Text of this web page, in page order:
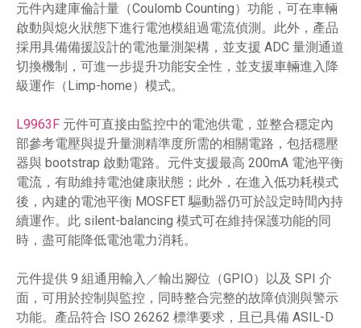
元件內建庫倫計量（Coulomb Counting）功能，可在車輛
啟動與熄火狀態下進行電池模組過電流偵測。此外，產品
採用具備備援設計的電池量測架構，並支援 ADC 量測通道
切換機制，可進一步提升功能安全性，並支援車輛進入降
級運作（Limp-home）模式。
L9963F 元件可直接由監控中的電池供電，並整合穩定內
部參考電壓與提升量測精準度所需的相關電路，包括穩壓
器與 bootstrap 啟動電路。元件支援最高 200mA 電池平衡
電流，有助維持電池健康狀態；此外，在進入低功耗模式
後，內建的電池平衡 MOSFET 驅動器仍可於設定時間內持
續運作。此 silent-balancing 模式可在維持保護功能的同
時，盡可能降低電池電力消耗。
元件提供 9 組通用輸入／輸出腳位（GPIO）以及 SPI 介
面，可用於控制與監控，同時整合完整的故障偵測與警示
功能。產品符合 ISO 26262 標準要求，且已具備 ASIL-D